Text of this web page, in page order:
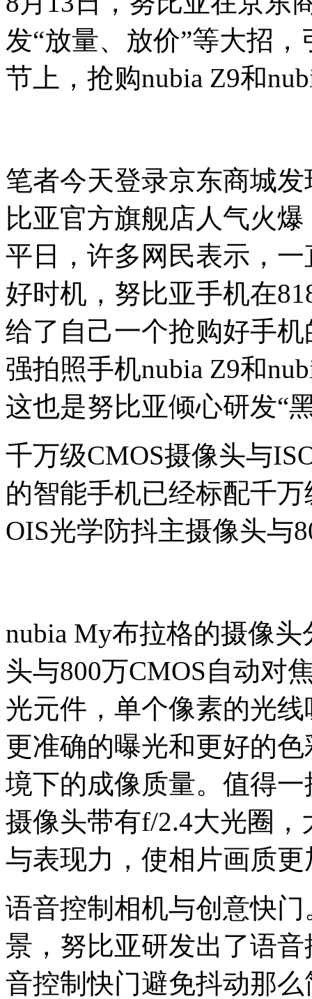
发“放量、放价”等大招
节上，抢购nubia Z9和
笔者今天登录京东商城
比亚官方旗舰店人气火
平日，许多网民表示，
好时机，努比亚手机在
给了自己一个抢购好手
强拍照手机nubia Z9和
这也是努比亚倾心研发“
千万级CMOS摄像头与
的智能手机已经标配千
OIS光学防抖主摄像头与
nubia My布拉格的摄像
头与800万CMOS自动对
光元件，单个像素的光
更准确的曝光和更好的
境下的成像质量。值得
摄像头带有f/2.4大光圈
与表现力，使相片画质
语音控制相机与创意快
景，努比亚研发出了语
音控制快门避免抖动那